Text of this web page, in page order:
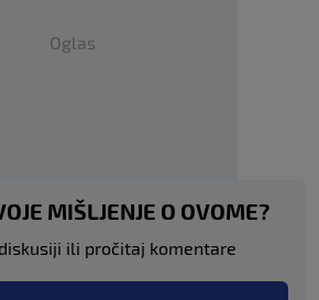
Oglas
MIŠLJENJE O OVOME?
ili pročitaj komentare